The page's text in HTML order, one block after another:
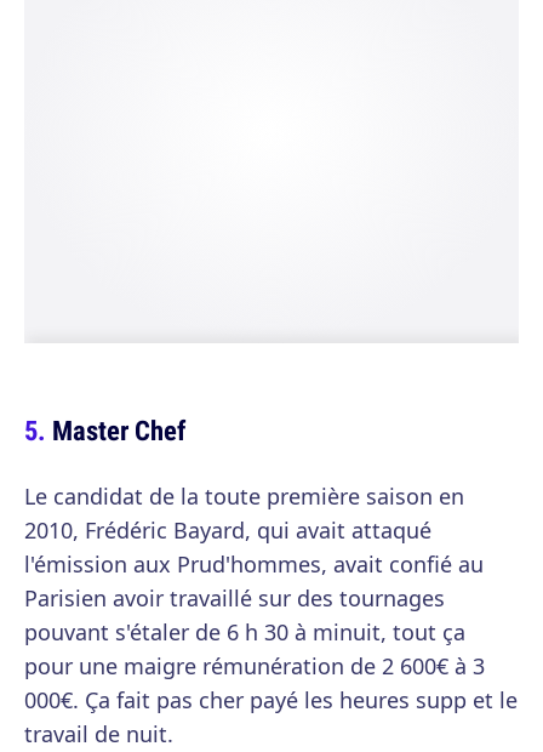
Master Chef
Le candidat de la toute première saison en
2010, Frédéric Bayard, qui avait attaqué
l'émission aux Prud'hommes, avait confié au
Parisien avoir travaillé sur des tournages
pouvant s'étaler de 6 h 30 à minuit, tout ça
pour une maigre rémunération de 2 600€ à 3
000€. Ça fait pas cher payé les heures supp et le
travail de nuit.